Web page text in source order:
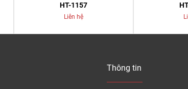
HT-1157
Liên hệ
Thông tin